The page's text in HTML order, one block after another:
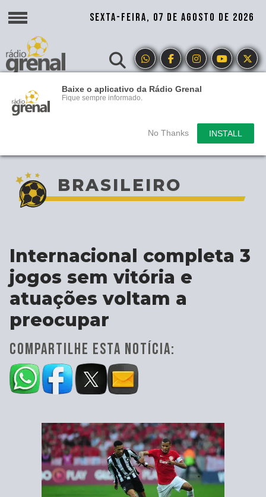
Baixe o aplicativo da Rádio Grenal
Fique sempre informado.
No Thanks INSTALL
SEXTA-FEIRA, 07 DE AGOSTO DE 2026
BRASILEIRO
Internacional completa 3
jogos sem vitória e
atuações voltam a
preocupar
COMPARTILHE ESTA NOTÍCIA: